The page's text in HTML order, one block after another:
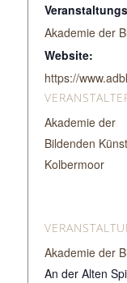
Akademie der
Website:
https://
Akademie der
An der Alten
Akademie der
Bildenden
Kolbermoor